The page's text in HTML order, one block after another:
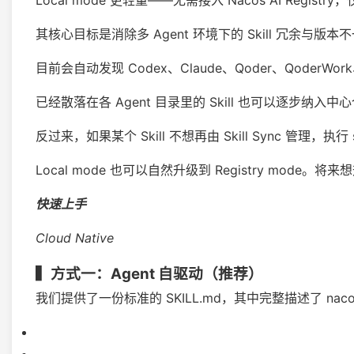
其核心目标是消除多 Agent 环境下的 Skill 冗余与版本
目前会自动发现 Codex、Claude、Qoder、
已经散落在各 Agent 目录里的 Skill 也可以逐步纳入中
反过来，如果某个 Skill 不想再由 Skill Sync 管理，执
Local mode 也可以自然升级到 Registry mode。将来
快速上手
Cloud Native
方式一：Agent 自驱动（推荐）
我们提供了一份标准的 SKILL.md，其中完整描述了